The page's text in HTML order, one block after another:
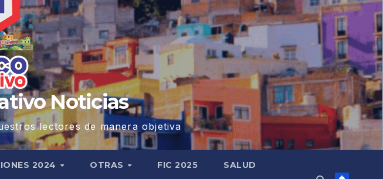
Noticias
lectores de manera objetiva
2024 OTRAS FIC 2025 SALUD